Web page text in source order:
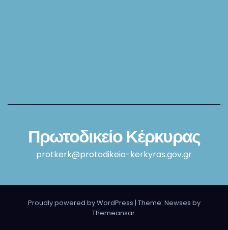
Πρωτοδικείο Κέρκυρας
protkerk@protodikeio-kerkyras.gov.gr
Proudly powered by WordPress | Theme: Newses by
Themeansar.